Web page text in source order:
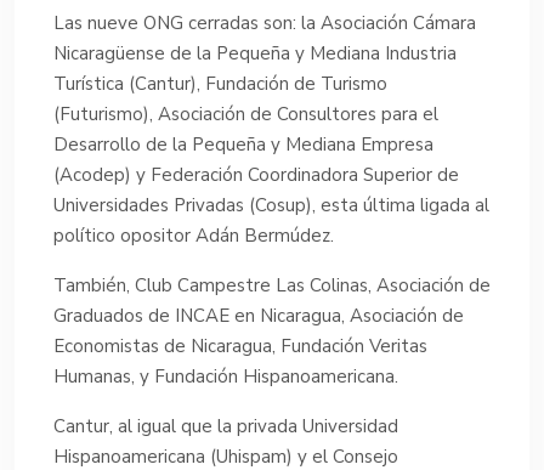
Las nueve ONG cerradas son: la Asociación Cámara
Nicaragüense de la Pequeña y Mediana Industria
Turística (Cantur), Fundación de Turismo
(Futurismo), Asociación de Consultores para el
Desarrollo de la Pequeña y Mediana Empresa
(Acodep) y Federación Coordinadora Superior de
Universidades Privadas (Cosup), esta última ligada al
político opositor Adán Bermúdez.
También, Club Campestre Las Colinas, Asociación de
Graduados de INCAE en Nicaragua, Asociación de
Economistas de Nicaragua, Fundación Veritas
Humanas, y Fundación Hispanoamericana.
Cantur, al igual que la privada Universidad
Hispanoamericana (Uhispam) y el Consejo